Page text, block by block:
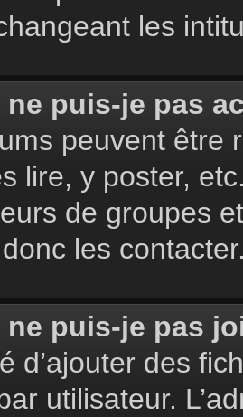
les
puis-je pas
peuvent être
lire, y poster,
de groupes
les
puis-je pas
d’ajouter des
utilisateur.